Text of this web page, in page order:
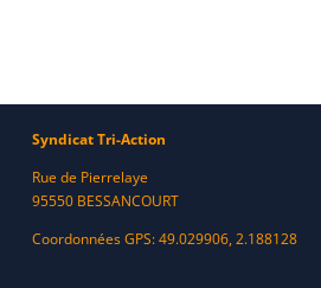
Syndicat Tri-Action
Rue de Pierrelaye
95550 BESSANCOURT
Coordonnées GPS: 49.029906, 2.188128